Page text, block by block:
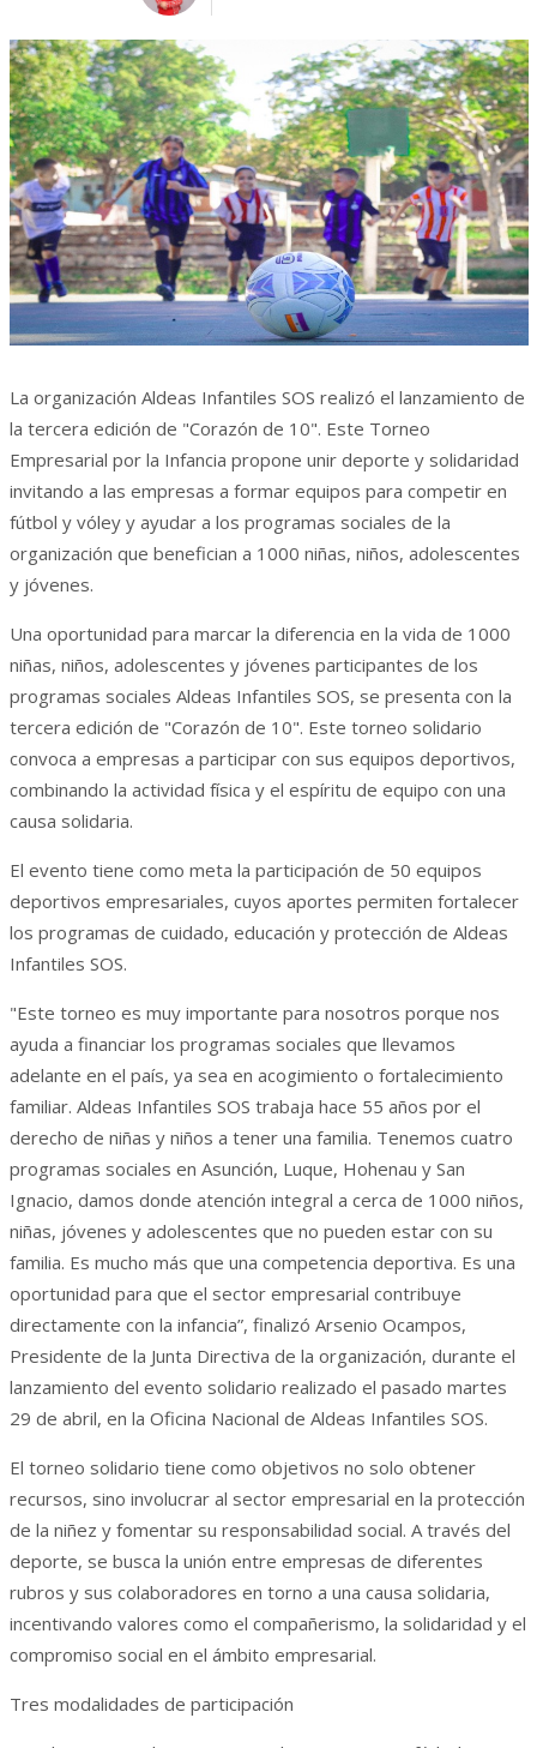
La organización Aldeas Infantiles SOS realizó el lanzamiento de
la tercera edición de "Corazón de 10". Este Torneo
Empresarial por la Infancia propone unir deporte y solidaridad
invitando a las empresas a formar equipos para competir en
fútbol y vóley y ayudar a los programas sociales de la
organización que benefician a 1000 niñas, niños, adolescentes
y jóvenes.
Una oportunidad para marcar la diferencia en la vida de 1000
niñas, niños, adolescentes y jóvenes participantes de los
programas sociales Aldeas Infantiles SOS, se presenta con la
tercera edición de "Corazón de 10". Este torneo solidario
convoca a empresas a participar con sus equipos deportivos,
combinando la actividad física y el espíritu de equipo con una
causa solidaria.
El evento tiene como meta la participación de 50 equipos
deportivos empresariales, cuyos aportes permiten fortalecer
los programas de cuidado, educación y protección de Aldeas
Infantiles SOS.
"Este torneo es muy importante para nosotros porque nos
ayuda a financiar los programas sociales que llevamos
adelante en el país, ya sea en acogimiento o fortalecimiento
familiar. Aldeas Infantiles SOS trabaja hace 55 años por el
derecho de niñas y niños a tener una familia. Tenemos cuatro
programas sociales en Asunción, Luque, Hohenau y San
Ignacio, damos donde atención integral a cerca de 1000 niños,
niñas, jóvenes y adolescentes que no pueden estar con su
familia. Es mucho más que una competencia deportiva. Es una
oportunidad para que el sector empresarial contribuye
directamente con la infancia”, finalizó Arsenio Ocampos,
Presidente de la Junta Directiva de la organización, durante el
lanzamiento del evento solidario realizado el pasado martes
29 de abril, en la Oficina Nacional de Aldeas Infantiles SOS.
El torneo solidario tiene como objetivos no solo obtener
recursos, sino involucrar al sector empresarial en la protección
de la niñez y fomentar su responsabilidad social. A través del
deporte, se busca la unión entre empresas de diferentes
rubros y sus colaboradores en torno a una causa solidaria,
incentivando valores como el compañerismo, la solidaridad y el
compromiso social en el ámbito empresarial.
Tres modalidades de participación